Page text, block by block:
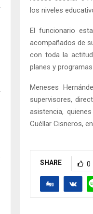
los niveles
El funcionario
acompañados de
con toda la
planes y
Meneses
supervisores,
asistencia,
Cuéllar Cisneros,
SHARE 0